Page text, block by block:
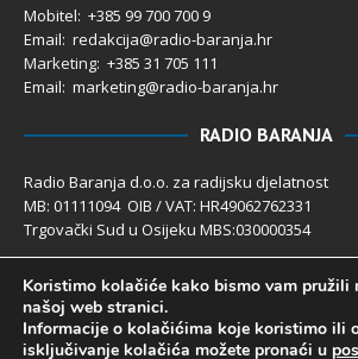
Mobitel: +385 99 700 700 9
Email: redakcija@radio-baranja.hr
Marketing: +385 31 705 111
Email: marketing@radio-baranja.hr
RADIO BARANJA
Radio Baranja d.o.o. za radijsku djelatnost
MB: 01111094 OIB / VAT: HR49062762331
Trgovački Sud u Osijeku MBS:030000354
Temeljni kapital 2.600,00 € uplaćen u cijelosti
Poslovni račun PBZ: 2340009-1100121402
IBAN: HR4123400091100121402
Uprava društva: Ivanka Rusan
Koristimo kolačiće kako bismo vam pružili
našoj web stranici.
Informacije o kolačićima koje koristimo ili
isključivanje kolačića možete pronaći u